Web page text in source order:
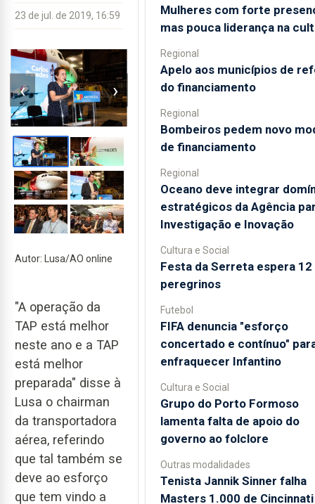
23 de jul. de 2019, 16:59
‹ ›
Autor: Lusa/AO online
"A operação da
TAP está melhor
neste ano e a TAP
está melhor
preparada" disse à
Lusa o chairman
da transportadora
aérea, referindo
que tal também se
deve ao esforço
que tem vindo a
Mulheres com forte
mas pouca liderança na
Regional
Apelo aos municípios de
do financiamento
Regional
Bombeiros pedem novo
de financiamento
Regional
Oceano deve integrar
estratégicos da Agência
Investigação e Inovação
Cultura e Social
Festa da Serreta espera 12
peregrinos
Futebol
FIFA denuncia "esforço
concertado e contínuo"
enfraquecer Infantino
Cultura e Social
Grupo do Porto Formoso
lamenta falta de apoio do
governo ao folclore
Outras modalidades
Tenista Jannik Sinner falha
Masters 1.000 de Cincinnati